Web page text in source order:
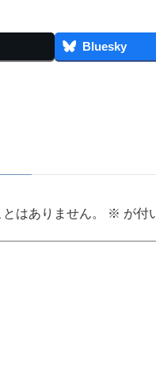
Bluesky
はありません。 ※ が付